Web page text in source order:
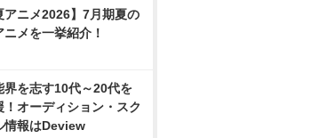
アニメ2026】7月期夏の
ニメを一挙紹介！
界を志す10代～20代を
！オーディション・スク
情報はDeview